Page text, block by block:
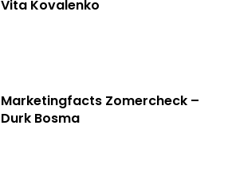
Vita Kovalenko
Marketingfacts Zomercheck –
Durk Bosma